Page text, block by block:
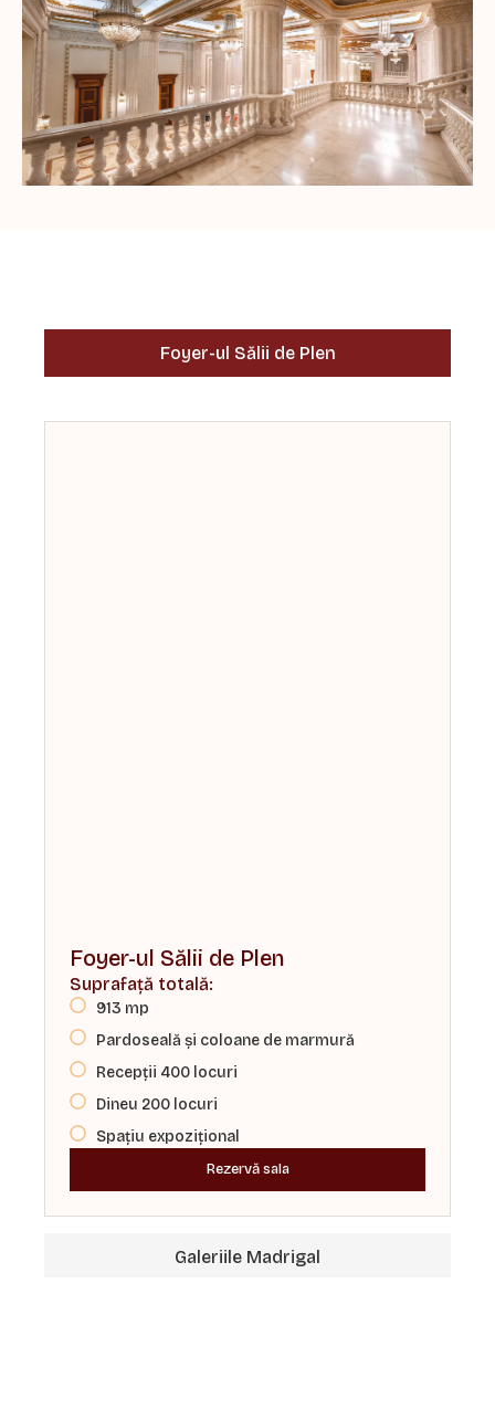
Foyer-ul Sălii de Plen
Galeriile Madrigal
Foyer-ul Sălii de Plen
Suprafață totală:
913 mp
Pardoseală și coloane de marmură
Recepții 400 locuri
Dineu 200 locuri
Spațiu expozițional
Rezervă sala